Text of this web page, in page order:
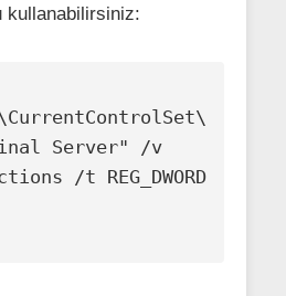
kullanabilirsiniz:
Server" /v
/t REG_DWORD